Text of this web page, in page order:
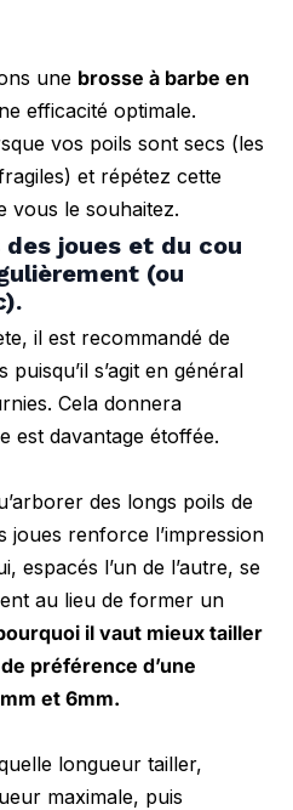
une brosse à barbe en
efficacité optimale.
vos poils sont secs (les
et répétez cette
vous le souhaitez.
joues et du cou
(ou
il est recommandé de
s’agit en général
Cela donnera
est davantage étoffée.
des longs poils de
renforce l’impression
espacés l’un de l’autre, se
au lieu de former un
il vaut mieux tailler
préférence d’une
et 6mm.
longueur tailler,
maximale, puis